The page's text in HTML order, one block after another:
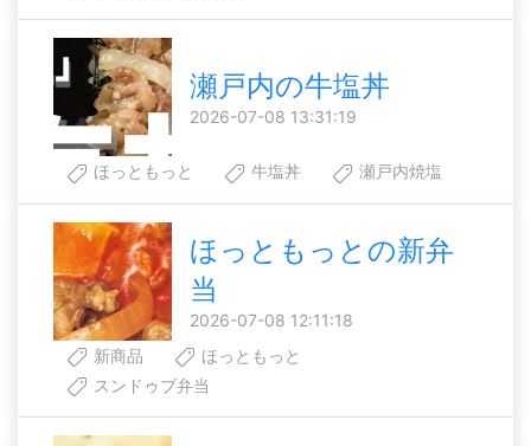
瀬戸内の牛塩丼
2026-07-08 13:31:19
ほっともっと 牛塩丼 瀬戸内焼塩
ほっともっとの新弁
当
2026-07-08 12:11:18
新商品
ほっともっと
スンドゥブ弁当